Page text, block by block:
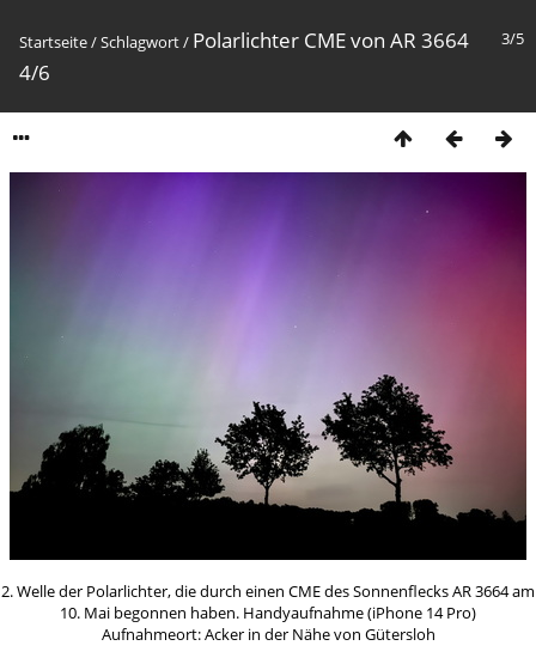
3/5
Startseite/Schlagwort/ Polarlichter CME von AR 3664
4/6
2. Welle der Polarlichter, die durch einen CME des Sonnenflecks AR 3664 am
10. Mai begonnen haben. Handyaufnahme (iPhone 14 Pro)
Aufnahmeort: Acker in der Nähe von Gütersloh